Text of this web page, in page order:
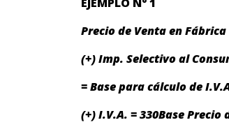
Precio de Venta en Fábrica
(+) Imp. Selectivo al
= Base para cálculo de
(+) I.V.A. = 330Base Precio